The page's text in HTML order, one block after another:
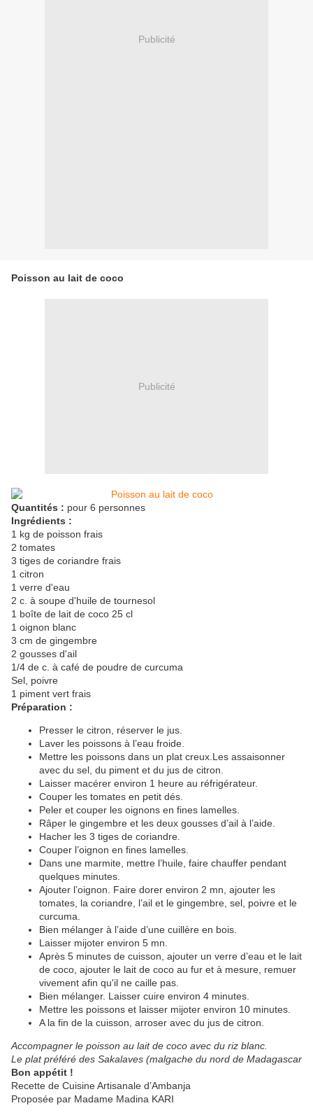
Publicité
Poisson au lait de coco
Publicité
Quantités : pour 6 personnes
Ingrédients :
1 kg de poisson frais
2 tomates
3 tiges de coriandre frais
1 citron
1 verre d'eau
2 c. à soupe d'huile de tournesol
1 boîte de lait de coco 25 cl
1 oignon blanc
3 cm de gingembre
2 gousses d'ail
1/4 de c. à café de poudre de curcuma
Sel, poivre
1 piment vert frais
Préparation :
Presser le citron, réserver le jus.
Laver les poissons à l’eau froide.
Mettre les poissons dans un plat creux.Les assaisonner
avec du sel, du piment et du jus de citron.
Laisser macérer environ 1 heure au réfrigérateur.
Couper les tomates en petit dés.
Peler et couper les oignons en fines lamelles.
Râper le gingembre et les deux gousses d’ail à l’aide.
Hacher les 3 tiges de coriandre.
Couper l’oignon en fines lamelles.
Dans une marmite, mettre l’huile, faire chauffer pendant
quelques minutes.
Ajouter l’oignon. Faire dorer environ 2 mn, ajouter les
tomates, la coriandre, l’ail et le gingembre, sel, poivre et le
curcuma.
Bien mélanger à l’aide d’une cuillère en bois.
Laisser mijoter environ 5 mn.
Après 5 minutes de cuisson, ajouter un verre d’eau et le lait
de coco, ajouter le lait de coco au fur et à mesure, remuer
vivement afin qu'il ne caille pas.
Bien mélanger. Laisser cuire environ 4 minutes.
Mettre les poissons et laisser mijoter environ 10 minutes.
A la fin de la cuisson, arroser avec du jus de citron.
Accompagner le poisson au lait de coco avec du riz blanc.
Le plat préféré des Sakalaves (malgache du nord de Madagascar
Bon appétit !
Recette de Cuisine Artisanale d’Ambanja
Proposée par Madame Madina KARI